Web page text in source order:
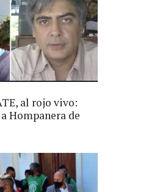
al rojo vivo:
Hompanera de